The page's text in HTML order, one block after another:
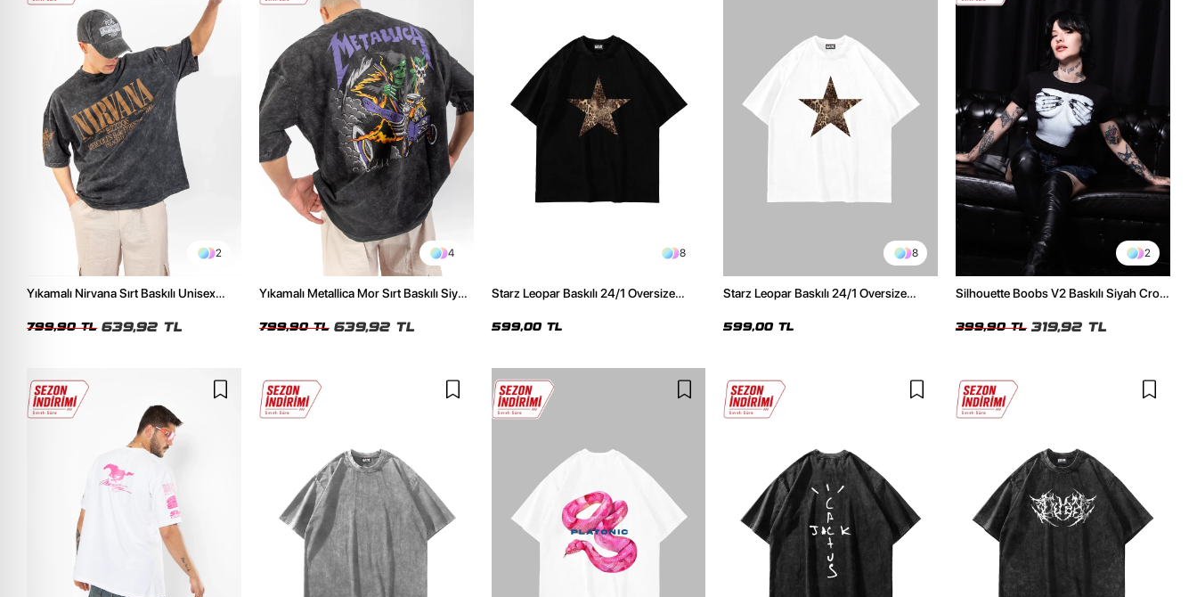
2
Yıkamalı Nirvana Sırt Baskılı Unisex
799,90 TL 639,92 TL
4
Yıkamalı Metallica Mor Sırt Baskılı Siyah
799,90 TL 639,92 TL
8
Starz Leopar Baskılı 24/1 Oversize
599,00 TL
8
Starz Leopar Baskılı 24/1 Oversize
599,00 TL
2
Silhouette Boobs V2 Baskılı Siyah Crop
399,90 TL 319,92 TL